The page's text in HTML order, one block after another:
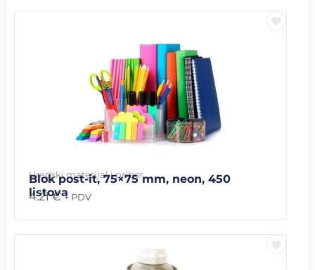
Uredski materijal i pribor
Blok post-it, 75×75 mm, neon, 450
listova
4.21€ + PDV